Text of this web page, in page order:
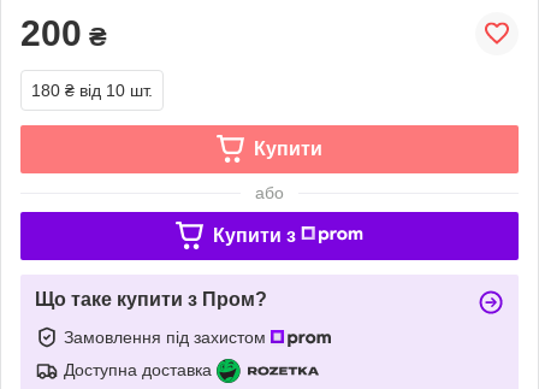
200 ₴
180 ₴ від 10 шт.
Купити
або
Купити з
Що таке купити з Пром?
Замовлення під захистом
Доступна доставка